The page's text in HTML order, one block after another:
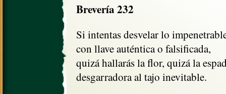
Brevería 232
Si intentas desvelar lo
con llave auténtica o falsificada,
quizá hallarás la flor, quizá la
desgarradora al tajo inevitable.